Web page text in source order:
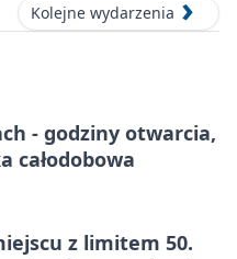
Kolejne wydarzenia
- godziny otwarcia,
całodobowa
z limitem 50.